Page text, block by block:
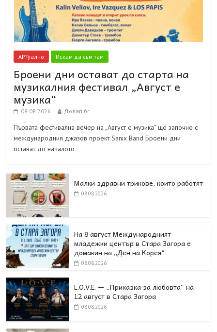
АРТуално Искам да съм там
Броени дни остават до старта на
музикалния фестивал „Август е
музика“
08.08.2026 Долап.бг
Първата фестивална вечер на „Август е музика“ ще започне с
международния джазов проект Sanix Band Броени дни
остават до началото
Малки здравни трикове, които работят
08.08.2026
На 8 август Международният
младежки център в Стара Загора е
домакин на „Ден на Корея“
08.08.2026
L.O.V.E. — „Приказка за любовта“ на
12 август в Стара Загора
08.08.2026